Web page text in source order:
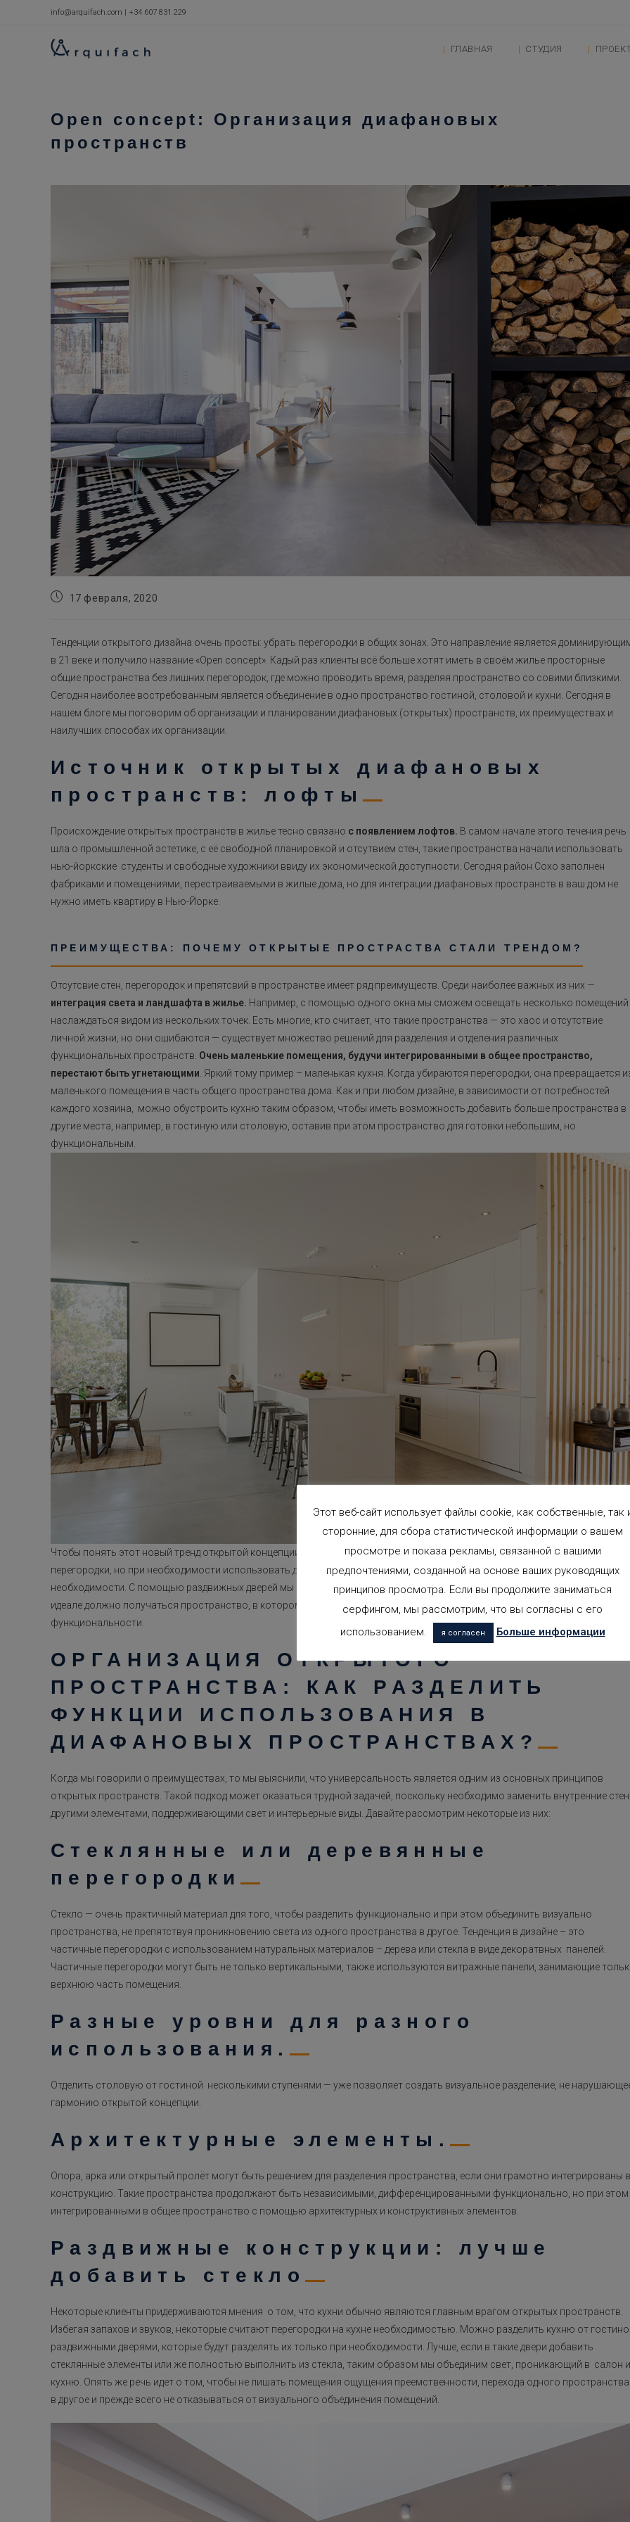
содержимому
info@arquifach.com | +34 607 831 229
ГЛАВНАЯ СТУДИЯ
Open concept: Организация диафановых
пространств
Запись17 февраля, 2020
Тенденции открытого дизайна очень просты: убрать перегородки в общих зонах. Это направление является
в 21 веке и получило название «Open concept». Кадый раз клиенты всё больше хотят иметь в своём жилье просторные
общие пространства без лишних перегородок, где можно проводить время, разделяя пространство со совими близкими.
Сегодня наиболее востребованным является объединение в одно пространство гостиной, столовой и кухни. Сегодня в
нашем блоге мы поговорим об организации и планировании диафановых (открытых) пространств, их преимуществах и
наилучших способах их организации.
Источник открытых диафановых
пространств: лофты
Происхождение открытых пространств в жилье тесно связано с появлением лофтов. В самом начале этого течения речь
шла о промышленной эстетике, с её свободной планировкой и отсутвием стен, такие пространства начали использовать
нью-йоркские студенты и свободные художники ввиду их экономической доступности. Сегодня район Сохо заполнен
фабриками и помещениями, перестраиваемыми в жилые дома, но для интеграции диафановых пространств в ваш дом не
нужно иметь квартиру в Нью-Йорке.
ПРЕИМУЩЕСТВА: ПОЧЕМУ ОТКРЫТЫЕ ПРОСТРАСТВА СТАЛИ ТРЕНДОМ?
Отсутсвие стен, перегородок и препятсвий в пространстве имеет ряд преимуществ. Среди наиболее важных из них —
интеграция света и ландшафта в жилье. Например, с помощью одного окна мы сможем освещать несколько помещений
наслаждаться видом из нескольких точек. Есть многие, кто считает, что такие пространства — это хаос и отсутствие
личной жизни, но они ошибаются — существует множество решений для разделения и отделения различных
функциональных пространств. Очень маленькие помещения, будучи интегрированными в общее пространство,
перестают быть угнетающими. Яркий тому пример – маленькая кухня. Когда убираются перегородки, она превращается
маленького помещения в часть общего пространства дома. Как и при любом дизайне, в зависимости от потребностей
каждого хозяина, можно обустроить кухню таким образом, чтобы иметь возможность добавить больше пространства в
другие места, например, в гостиную или столовую, оставив при этом пространство для готовки небольшим, но
функциональным.
Чтобы понять этот новый тренд открытой концепции, нужно понять принципуниверсальности пространств.Можно
перегородки, но при необходимости использовать другие элементы, изменяющие функцию пространства по мере
необходимости. С помощью раздвижных дверей мы можем открыть или закрыть то или иное помещение, если нужно. В
идеале должно получаться пространство, в котором не теряется свет и сохраняется разумная концепция
функциональности.
ОРГАНИЗАЦИЯ ОТКРЫТОГО
ПРОСТРАНСТВА: КАК РАЗДЕЛИТЬ
ФУНКЦИИ ИСПОЛЬЗОВАНИЯ В
ДИАФАНОВЫХ ПРОСТРАНСТВАХ?
Когда мы говорили о преимуществах, то мы выяснили, что универсальность является одним из основных принципов
открытых пространств. Такой подход может оказаться трудной задачей, поскольку необходимо заменить внутренние
другими элементами, поддерживающими свет и интерьерные виды. Давайте рассмотрим некоторые из них:
Стеклянные или деревянные
перегородки
Стекло — очень практичный материал для того, чтобы разделить функционально и при этом объединить визуально
пространства, не препятствуя проникновению света из одного пространства в другое. Тенденция в дизайне – это
частичные перегородки с использованием натуральных материалов – дерева или стекла в виде декоратвных панелей.
Частичные перегородки могут быть не только вертикальными, также используются витражные панели, занимающие
верхнюю часть помещения.
Разные уровни для разного
использования.
Отделить столовую от гостиной несколькими ступенями — уже позволяет создать визуальное разделение, не
гармонию открытой концепции.
Архитектурные элементы.
Опора, арка или открытый пролёт могут быть решением для разделения пространства, если они грамотно интегрированы в
конструкцию. Такие пространства продолжают быть независимыми, дифференцированными функционально, но при этом
интегрированными в общее пространство с помощью архитектурных и конструктивных элементов.
Раздвижные конструкции: лучше
добавить стекло
Некоторые клиенты придерживаются мнения о том, что кухни обычно являются главным врагом открытых пространств.
Избегая запахов и звуков, некоторые считают перегородки на кухне необходимостью. Можно разделить кухню от
раздвижными дверями, которые будут разделять их только при необходимости. Лучше, если в такие двери добавить
стеклянные элементы или же полностью выполнить из стекла, таким образом мы объединим свет, проникающий в салон и
кухню. Опять же речь идет о том, чтобы не лишать помещения ощущения преемственности, перехода одного пространства
в другое и прежде всего не отказываться от визуального объединения помещений.
Этот веб-сайт использует файлы cookie, как собственные, так
сторонние, для сбора статистической информации о вашем
просмотре и показа рекламы, связанной с вашими
предпочтениями, созданной на основе ваших руководящих
принципов просмотра. Если вы продолжите заниматься
серфингом, мы рассмотрим, что вы согласны с его
использованием.
я согласен Больше информации